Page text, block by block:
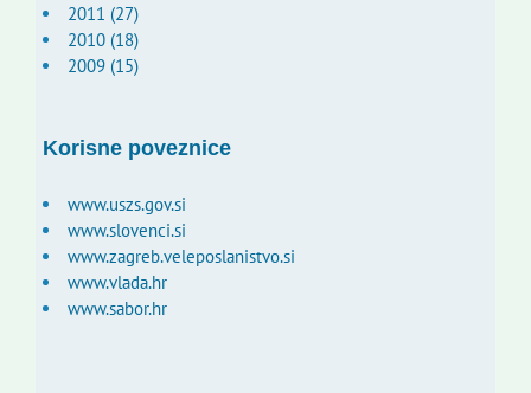
2011 (27)
2010 (18)
2009 (15)
Korisne poveznice
www.uszs.gov.si
www.slovenci.si
www.zagreb.veleposlanistvo.si
www.vlada.hr
www.sabor.hr